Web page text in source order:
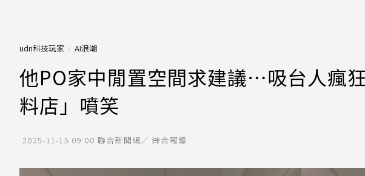
udn科技玩家 AI浪潮
他PO家中閒置空間求建議⋯吸台人瘋
料店」噴笑
2025-11-15 09:00 聯合新聞網／ 綜合報導